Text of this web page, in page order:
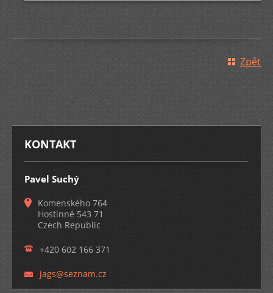
Zpět
KONTAKT
Pavel Suchý
Komenského 764
Hostinné 543 71
Czech Republic
+420 602 166 371
jags@seznam.cz